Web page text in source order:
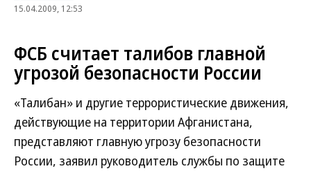
15.04.2009, 12:53
ФСБ считает талибов главной
угрозой безопасности России
«Талибан» и другие террористические движения,
действующие на территории Афганистана,
представляют главную угрозу безопасности
России, заявил руководитель службы по защите